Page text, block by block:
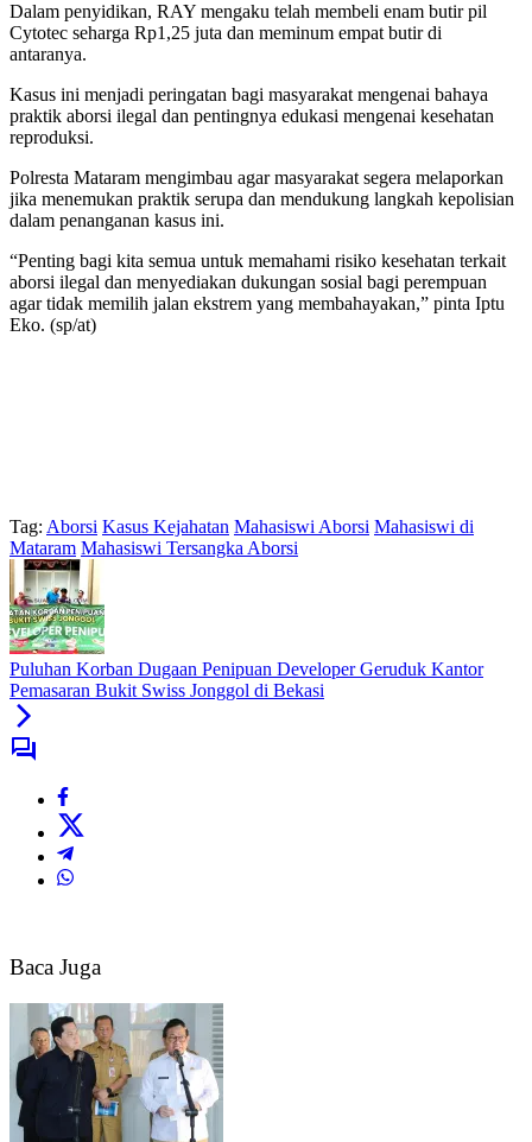
Dalam penyidikan, RAY mengaku telah membeli enam butir pil
Cytotec seharga Rp1,25 juta dan meminum empat butir di
antaranya.
Kasus ini menjadi peringatan bagi masyarakat mengenai bahaya
praktik aborsi ilegal dan pentingnya edukasi mengenai kesehatan
reproduksi.
Polresta Mataram mengimbau agar masyarakat segera melaporkan
jika menemukan praktik serupa dan mendukung langkah kepolisian
dalam penanganan kasus ini.
“Penting bagi kita semua untuk memahami risiko kesehatan terkait
aborsi ilegal dan menyediakan dukungan sosial bagi perempuan
agar tidak memilih jalan ekstrem yang membahayakan,” pinta Iptu
Eko. (sp/at)
Tag: Aborsi Kasus Kejahatan Mahasiswi Aborsi Mahasiswi di
Mataram Mahasiswi Tersangka Aborsi
Puluhan Korban Dugaan Penipuan Developer Geruduk Kantor
Pemasaran Bukit Swiss Jonggol di Bekasi
Baca Juga